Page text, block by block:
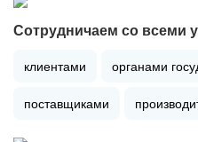
Сотрудничаем со всеми
клиентами органами
поставщиками